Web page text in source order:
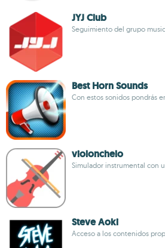
JYJ Club
Seguimiento del grupo
Best Horn Sounds
Con estos sonidos pondrás
violonchelo
Simulador instrumental con
Steve Aoki
Acceso a los contenidos